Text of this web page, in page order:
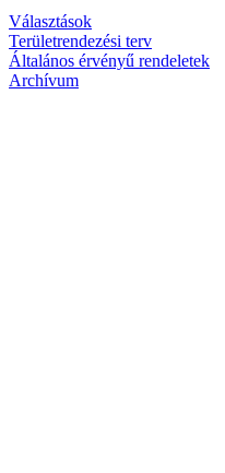
Választások
Területrendezési terv
Általános érvényű rendeletek
Archívum